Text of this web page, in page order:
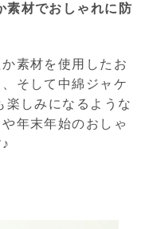
素材でおしゃれに防
素材を使用したお
そして中綿ジャケ
しみになるような
年末年始のおしゃ